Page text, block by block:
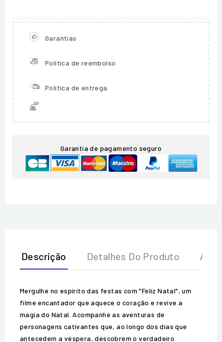
Garantias
Política de reembolso
Política de entrega
Garantia de pagamento seguro
Descrição Detalhes Do Produto
Mergulhe no espírito das festas com "Feliz Natal", um
filme encantador que aquece o coração e revive a
magia do Natal. Acompanhe as aventuras de
personagens cativantes que, ao longo dos dias que
antecedem a véspera, descobrem o verdadeiro